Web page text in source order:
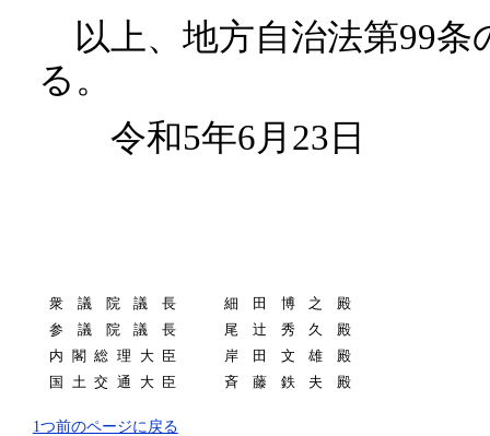
以上、地方自治法第99条
る。
令和5年6月23日
衆議院議長
細田博之殿
参議院議長
尾辻秀久殿
内閣総理大臣
岸田文雄殿
国土交通大臣
斉藤鉄夫殿
1つ前のページに戻る